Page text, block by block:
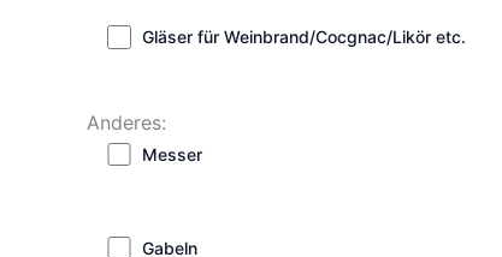
Gläser für Weinbrand/Cocgnac/Likör etc.
Anderes:
Messer
Gabeln